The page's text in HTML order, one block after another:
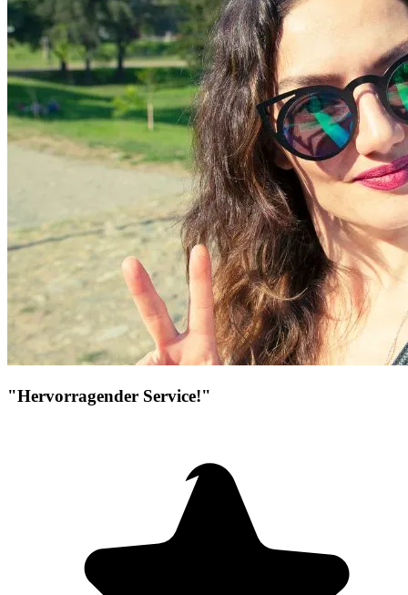
"Hervorragender Service!"